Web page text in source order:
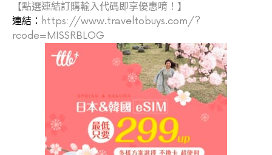
【點選連結訂購輸入代碼即享優惠唷！】
連結： https://www.traveltobuys.com/?
rcode=MISSRBLOG